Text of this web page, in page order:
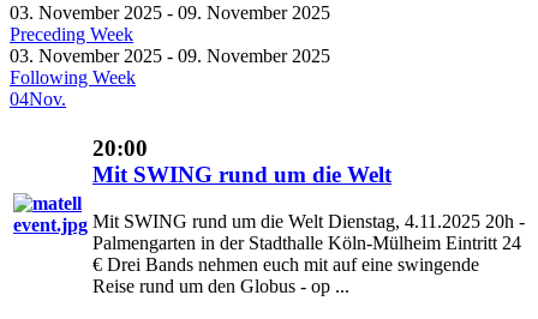
03. November 2025 - 09. November 2025
Preceding Week
03. November 2025 - 09. November 2025
Following Week
04Nov.
20:00
Mit SWING rund um die Welt
Mit SWING rund um die Welt Dienstag, 4.11.2025 20h -
Palmengarten in der Stadthalle Köln-Mülheim Eintritt 24
€ Drei Bands nehmen euch mit auf eine swingende
Reise rund um den Globus - op ...